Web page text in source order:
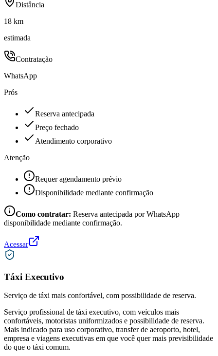
Distância
18 km
estimada
Contratação
WhatsApp
Prós
Reserva antecipada
Preço fechado
Atendimento corporativo
Atenção
Requer agendamento prévio
Disponibilidade mediante confirmação
Como contratar: Reserva antecipada por WhatsApp —
disponibilidade mediante confirmação.
Acessar
Táxi Executivo
Serviço de táxi mais confortável, com possibilidade de reserva.
Serviço profissional de táxi executivo, com veículos mais
confortáveis, motoristas uniformizados e possibilidade de reserva.
Mais indicado para uso corporativo, transfer de aeroporto, hotel,
empresa e viagens executivas em que você quer mais previsibilidade
do que o táxi comum.